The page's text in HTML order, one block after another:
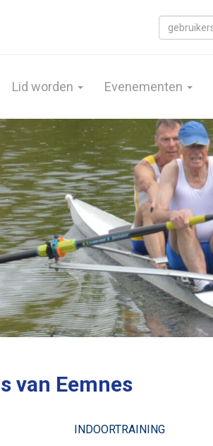
Lid worden Evenementen
van Eemnes
INDOORTRAINING